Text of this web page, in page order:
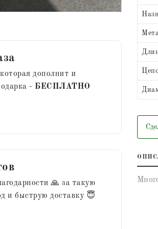
дополнит и
- БЕСПЛАТНО
🙏 за такую
и быструю доставку 😇